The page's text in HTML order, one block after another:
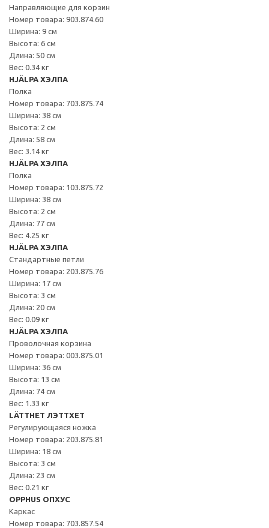
Направляющие для корзин
Номер товара: 903.874.60
Ширина: 9 см
Высота: 6 см
Длина: 50 см
Вес: 0.34 кг
HJÄLPA ХЭЛПА
Полка
Номер товара: 703.875.74
Ширина: 38 см
Высота: 2 см
Длина: 58 см
Вес: 3.14 кг
HJÄLPA ХЭЛПА
Полка
Номер товара: 103.875.72
Ширина: 38 см
Высота: 2 см
Длина: 77 см
Вес: 4.25 кг
HJÄLPA ХЭЛПА
Стандартные петли
Номер товара: 203.875.76
Ширина: 17 см
Высота: 3 см
Длина: 20 см
Вес: 0.09 кг
HJÄLPA ХЭЛПА
Проволочная корзина
Номер товара: 003.875.01
Ширина: 36 см
Высота: 13 см
Длина: 74 см
Вес: 1.33 кг
LÄTTHET ЛЭТТХЕТ
Регулирующаяся ножка
Номер товара: 203.875.81
Ширина: 18 см
Высота: 3 см
Длина: 23 см
Вес: 0.21 кг
OPPHUS ОПХУС
Каркас
Номер товара: 703.857.54